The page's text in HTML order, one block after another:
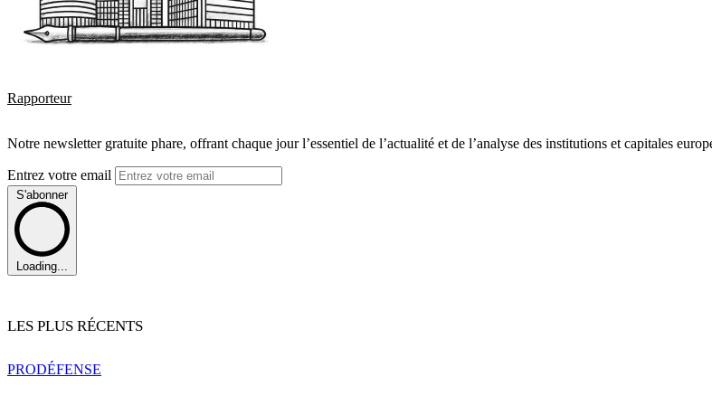
Rapporteur
Notre newsletter gratuite phare, offrant chaque jour l’essentiel de l’actualité et de l’analyse des institutions et capitales
Entrez votre email
S'abonner
Loading...
LES PLUS RÉCENTS
PRODÉFENSE